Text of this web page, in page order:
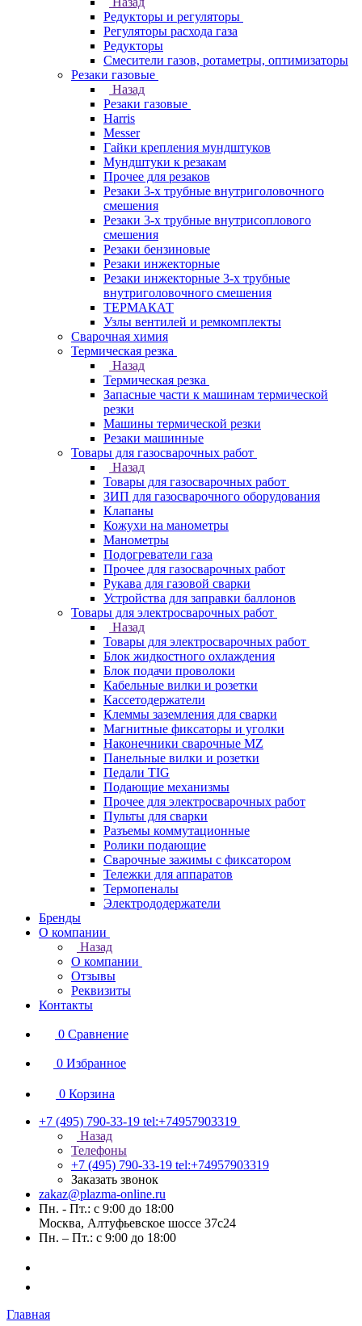
Редукторы и регуляторы
Регуляторы расхода газа
Редукторы
Смесители газов, ротаметры, оптимизаторы
Резаки газовые
Назад
Резаки газовые
Harris
Messer
Гайки крепления мундштуков
Мундштуки к резакам
Прочее для резаков
Резаки 3-х трубные внутриголовочного
смешения
Резаки 3-х трубные внутрисоплового
смешения
Резаки бензиновые
Резаки инжекторные
Резаки инжекторные 3-х трубные
внутриголовочного смешения
ТЕРМАКАТ
Узлы вентилей и ремкомплекты
Сварочная химия
Термическая резка
Назад
Термическая резка
Запасные части к машинам термической
резки
Машины термической резки
Резаки машинные
Товары для газосварочных работ
Назад
Товары для газосварочных работ
ЗИП для газосварочного оборудования
Клапаны
Кожухи на манометры
Манометры
Подогреватели газа
Прочее для газосварочных работ
Рукава для газовой сварки
Устройства для заправки баллонов
Товары для электросварочных работ
Назад
Товары для электросварочных работ
Блок жидкостного охлаждения
Блок подачи проволоки
Кабельные вилки и розетки
Кассетодержатели
Клеммы заземления для сварки
Магнитные фиксаторы и уголки
Наконечники сварочные MZ
Панельные вилки и розетки
Педали TIG
Подающие механизмы
Прочее для электросварочных работ
Пульты для сварки
Разъемы коммутационные
Ролики подающие
Сварочные зажимы с фиксатором
Тележки для аппаратов
Термопеналы
Электрододержатели
Бренды
О компании
Назад
О компании
Отзывы
Реквизиты
Контакты
0 Сравнение
0 Избранное
0 Корзина
+7 (495) 790-33-19 tel:+74957903319
Назад
Телефоны
+7 (495) 790-33-19 tel:+74957903319
Заказать звонок
zakaz@plazma-online.ru
Пн. - Пт.: с 9:00 до 18:00
Москва, Алтуфьевское шоссе 37с24
Пн. – Пт.: с 9:00 до 18:00
Главная